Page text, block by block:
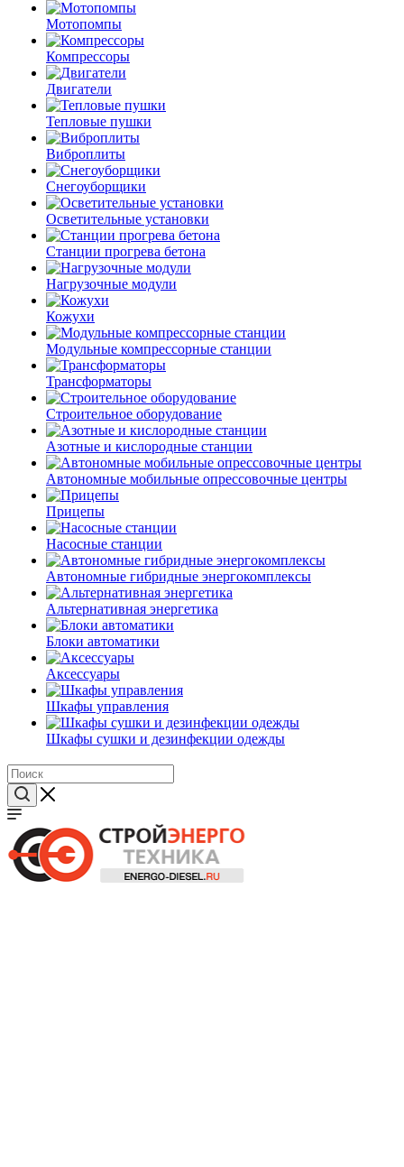
Мотопомпы
Компрессоры
Двигатели
Тепловые пушки
Виброплиты
Снегоуборщики
Осветительные установки
Станции прогрева бетона
Нагрузочные модули
Кожухи
Модульные компрессорные станции
Трансформаторы
Строительное оборудование
Азотные и кислородные станции
Автономные мобильные опрессовочные центры
Прицепы
Насосные станции
Автономные гибридные энергокомплексы
Альтернативная энергетика
Блоки автоматики
Аксессуары
Шкафы управления
Шкафы сушки и дезинфекции одежды